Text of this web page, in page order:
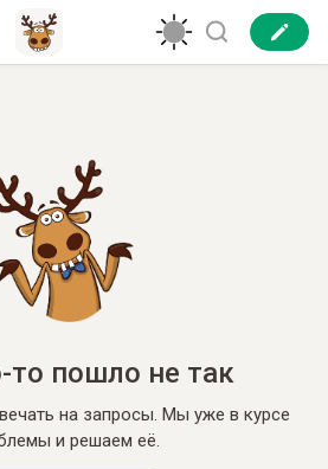
то пошло не так
на запросы. Мы уже в курсе
и решаем её.